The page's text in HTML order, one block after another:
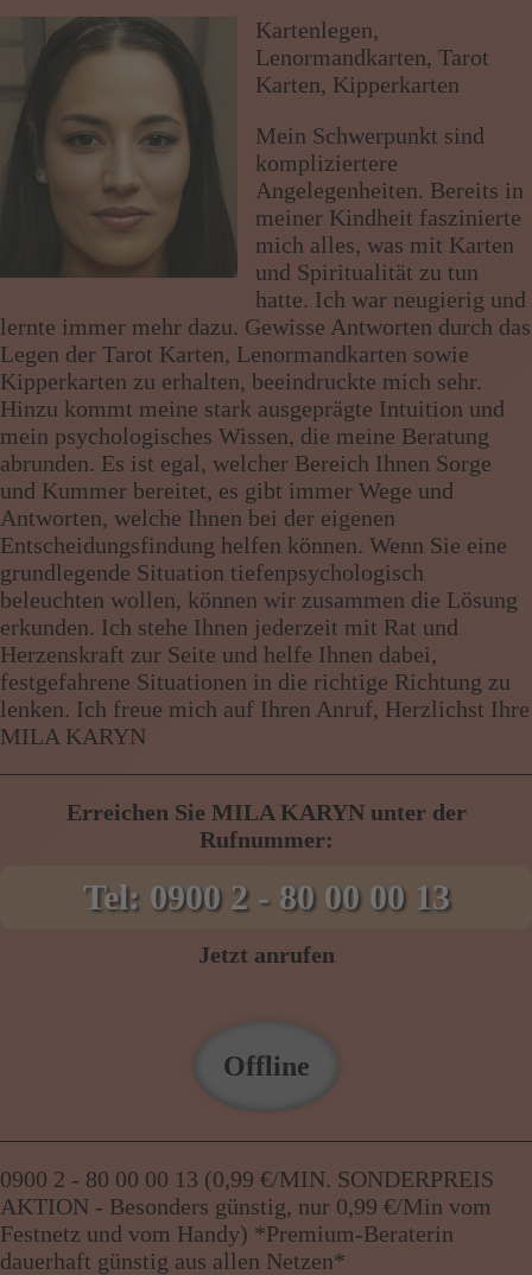
Menü: Beraterübersicht von A bis Z
Menü: Kartenlegen kostenlos, Jobs,
Wissen von A - Z
Kartenlegen,
Lenormandkarten, Tarot
Karten, Kipperkarten
Mein Schwerpunkt sind
kompliziertere
Angelegenheiten. Bereits in
meiner Kindheit faszinierte
mich alles, was mit Karten
und Spiritualität zu tun
hatte. Ich war neugierig und
lernte immer mehr dazu. Gewisse Antworten durch das
Legen der Tarot Karten, Lenormandkarten sowie
Kipperkarten zu erhalten, beeindruckte mich sehr.
Hinzu kommt meine stark ausgeprägte Intuition und
mein psychologisches Wissen, die meine Beratung
abrunden. Es ist egal, welcher Bereich Ihnen Sorge
und Kummer bereitet, es gibt immer Wege und
Antworten, welche Ihnen bei der eigenen
Entscheidungsfindung helfen können. Wenn Sie eine
grundlegende Situation tiefenpsychologisch
beleuchten wollen, können wir zusammen die Lösung
erkunden. Ich stehe Ihnen jederzeit mit Rat und
Herzenskraft zur Seite und helfe Ihnen dabei,
festgefahrene Situationen in die richtige Richtung zu
lenken. Ich freue mich auf Ihren Anruf, Herzlichst Ihre
MILA KARYN
Erreichen Sie MILA KARYN unter der
Rufnummer:
Tel: 0900 2 - 80 00 00 13
Jetzt anrufen
Offline
0900 2 - 80 00 00 13 (0,99 €/MIN. SONDERPREIS
AKTION - Besonders günstig, nur 0,99 €/Min vom
Festnetz und vom Handy) *Premium-Beraterin
dauerhaft günstig aus allen Netzen*